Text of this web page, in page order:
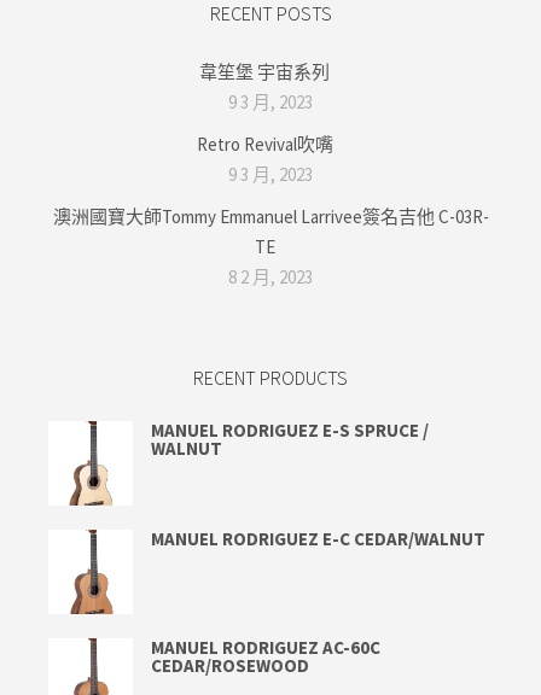
RECENT POSTS
韋笙堡 宇宙系列
9 3 月, 2023
Retro Revival吹嘴
9 3 月, 2023
澳洲國寶大師Tommy Emmanuel Larrivee簽名吉他 C-03R-
TE
8 2 月, 2023
RECENT PRODUCTS
MANUEL RODRIGUEZ E-S SPRUCE /
WALNUT
MANUEL RODRIGUEZ E-C CEDAR/WALNUT
MANUEL RODRIGUEZ AC-60C
CEDAR/ROSEWOOD